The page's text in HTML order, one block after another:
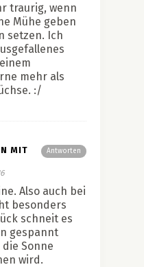
traurig, wenn
Mühe geben
setzen. Ich
mehr als
:/
Antworten
MIT
Also auch bei
besonders
schneit es
gespannt
Sonne
wird.